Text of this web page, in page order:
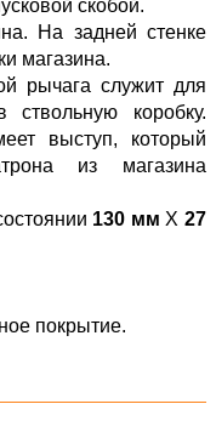
скобой.
На задней стенке
магазина.
рычага служит для
коробку.
выступ, который
из магазина
130 мм Х 27
покрытие.